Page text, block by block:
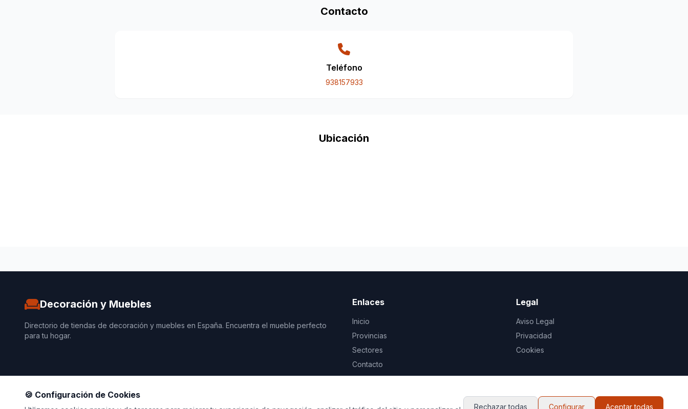
Contacto
Teléfono
938157933
Ubicación
Decoración y Muebles
Directorio de tiendas de decoración y muebles en España. Encuentra el mueble perfecto
para tu hogar.
Enlaces
Inicio
Provincias
Sectores
Contacto
Legal
Aviso Legal
Privacidad
Cookies
🍪 Configuración de Cookies
Rechazar todas Configurar Aceptar todas